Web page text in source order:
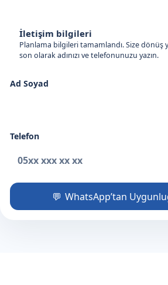
İletişim bilgileri
Planlama bilgileri tamamlandı. Size dönüş
son olarak adınızı ve telefonunuzu yazın.
Ad Soyad
Telefon
WhatsApp’tan